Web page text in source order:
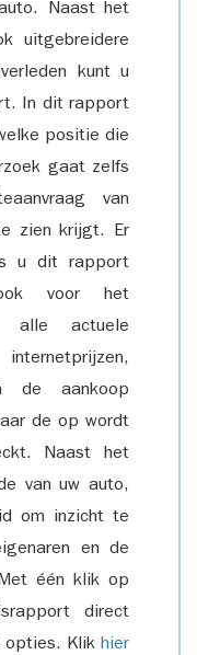
Naast het
uitgebreidere
kunt u
In dit rapport
positie die
gaat zelfs
van
zien krijgt. Er
u dit rapport
voor het
alle actuele
de aankoop
de op wordt
Naast het
van uw auto,
om inzicht te
en de
één klik op
direct
opties. Klik hier